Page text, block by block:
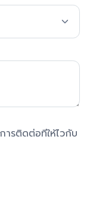
รติดต่อทีให้ไวกับ